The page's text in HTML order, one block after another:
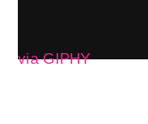
via GIPHY